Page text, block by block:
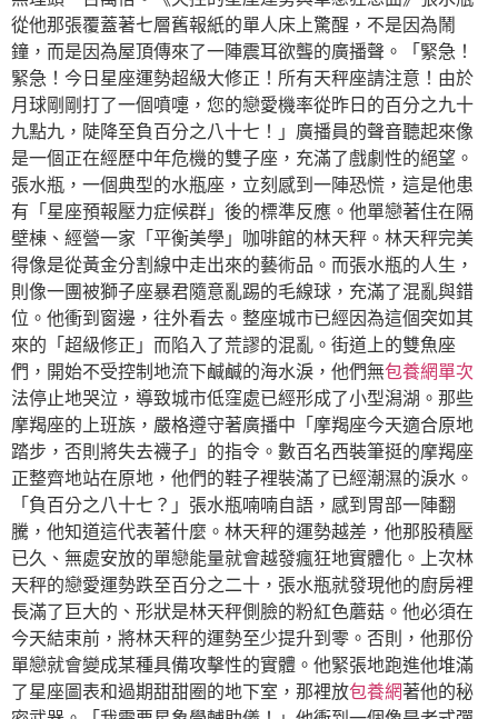
從他那張覆蓋著七層舊報紙的單人床上驚醒，不是因為鬧
鐘，而是因為屋頂傳來了一陣震耳欲聾的廣播聲。「緊急！
緊急！今日星座運勢超級大修正！所有天秤座請注意！由於
月球剛剛打了一個噴嚏，您的戀愛機率從昨日的百分之九十
九點九，陡降至負百分之八十七！」廣播員的聲音聽起來像
是一個正在經歷中年危機的雙子座，充滿了戲劇性的絕望。
張水瓶，一個典型的水瓶座，立刻感到一陣恐慌，這是他患
有「星座預報壓力症候群」後的標準反應。他單戀著住在隔
壁棟、經營一家「平衡美學」咖啡館的林天秤。林天秤完美
得像是從黃金分割線中走出來的藝術品。而張水瓶的人生，
則像一團被獅子座暴君隨意亂踢的毛線球，充滿了混亂與錯
位。他衝到窗邊，往外看去。整座城市已經因為這個突如其
來的「超級修正」而陷入了荒謬的混亂。街道上的雙魚座
們，開始不受控制地流下鹹鹹的海水淚，他們無包養網單次
法停止地哭泣，導致城市低窪處已經形成了小型潟湖。那些
摩羯座的上班族，嚴格遵守著廣播中「摩羯座今天適合原地
踏步，否則將失去襪子」的指令。數百名西裝筆挺的摩羯座
正整齊地站在原地，他們的鞋子裡裝滿了已經潮濕的淚水。
「負百分之八十七？」張水瓶喃喃自語，感到胃部一陣翻
騰，他知道這代表著什麼。林天秤的運勢越差，他那股積壓
已久、無處安放的單戀能量就會越發瘋狂地實體化。上次林
天秤的戀愛運勢跌至百分之二十，張水瓶就發現他的廚房裡
長滿了巨大的、形狀是林天秤側臉的粉紅色蘑菇。他必須在
今天結束前，將林天秤的運勢至少提升到零。否則，他那份
單戀就會變成某種具備攻擊性的實體。他緊張地跑進他堆滿
了星座圖表和過期甜甜圈的地下室，那裡放包養網著他的秘